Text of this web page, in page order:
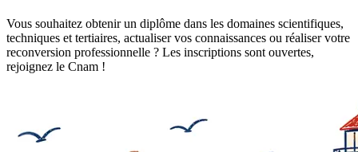
Vous souhaitez obtenir un diplôme dans les domaines scientifiques,
techniques et tertiaires, actualiser vos connaissances ou réaliser votre
reconversion professionnelle ? Les inscriptions sont ouvertes,
rejoignez le Cnam !